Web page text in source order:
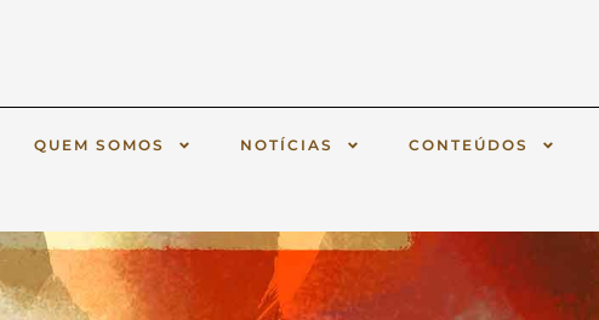
QUEM SOMOS NOTÍCIAS CONTEÚDOS